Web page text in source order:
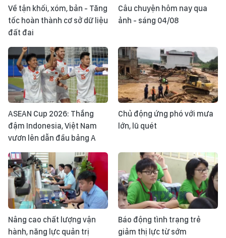
Về tận khối, xóm, bản - Tăng
tốc hoàn thành cơ sở dữ liệu
đất đai
Câu chuyện hôm nay qua
ảnh - sáng 04/08
ASEAN Cup 2026: Thắng
đậm Indonesia, Việt Nam
vươn lên dẫn đầu bảng A
Chủ động ứng phó với mưa
lớn, lũ quét
Nâng cao chất lượng vận
hành, năng lực quản trị
Báo động tình trạng trẻ
giảm thị lực từ sớm